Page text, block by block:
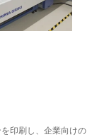
印刷し、企業向けの